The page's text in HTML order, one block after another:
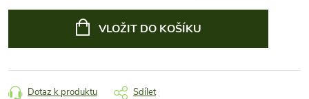
VLOŽIT DO KOŠÍKU
Dotaz k produktu Sdílet